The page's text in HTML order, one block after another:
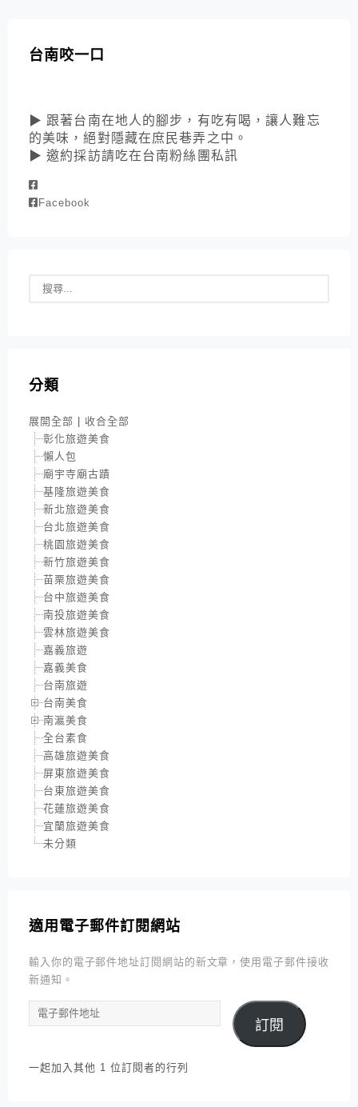
台南咬一口
▶ 跟著台南在地人的腳步，有吃有喝，讓人難忘
的美味，絕對隱藏在庶民巷弄之中。
▶ 邀約採訪請吃在台南粉絲團私訊
Facebook
分類
展開全部 | 收合全部
彰化旅遊美食
懶人包
廟宇寺廟古蹟
基隆旅遊美食
新北旅遊美食
台北旅遊美食
桃園旅遊美食
新竹旅遊美食
苗栗旅遊美食
台中旅遊美食
南投旅遊美食
雲林旅遊美食
嘉義旅遊
嘉義美食
台南旅遊
台南美食
南瀛美食
全台素食
高雄旅遊美食
屏東旅遊美食
台東旅遊美食
花蓮旅遊美食
宜蘭旅遊美食
未分類
適用電子郵件訂閱網站
輸入你的電子郵件地址訂閱網站的新文章，使用電子郵件接收
新通知。
電
子
件
訂閱
一起加入其他 1 位訂閱者的行列